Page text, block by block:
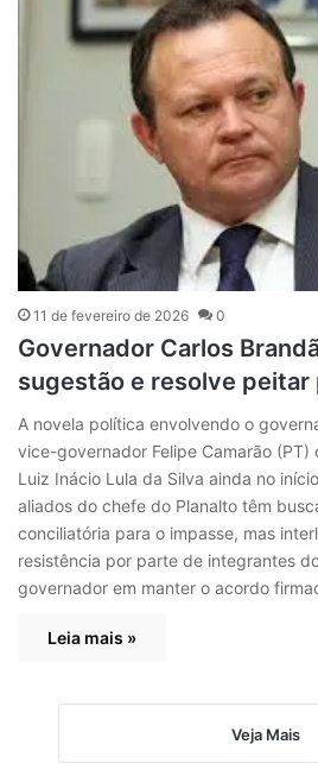
11 de fevereiro de 2026 0
Governador Carlos
sugestão e resolve
A novela política envolvendo o
vice-governador Felipe Camarão
Luiz Inácio Lula da Silva ainda no
aliados do chefe do Planalto têm
conciliatória para o impasse, mas
resistência por parte de integrantes
governador em manter o acordo
Leia mais »
Veja Mais